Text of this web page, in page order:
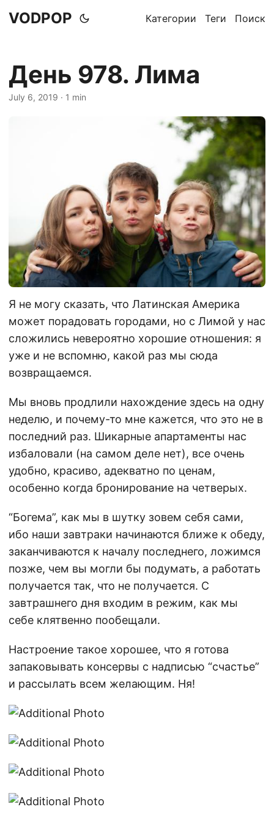
VODPOP Категории Теги Поиск
День 978. Лима
July 6, 2019 · 1 min
Я не могу сказать, что Латинская Америка
может порадовать городами, но с Лимой у нас
сложились невероятно хорошие отношения: я
уже и не вспомню, какой раз мы сюда
возвращаемся.
Мы вновь продлили нахождение здесь на одну
неделю, и почему-то мне кажется, что это не в
последний раз. Шикарные апартаменты нас
избаловали (на самом деле нет), все очень
удобно, красиво, адекватно по ценам,
особенно когда бронирование на четверых.
“Богема”, как мы в шутку зовем себя сами,
ибо наши завтраки начинаются ближе к обеду,
заканчиваются к началу последнего, ложимся
позже, чем вы могли бы подумать, а работать
получается так, что не получается. С
завтрашнего дня входим в режим, как мы
себе клятвенно пообещали.
Настроение такое хорошее, что я готова
запаковывать консервы с надписью “счастье”
и рассылать всем желающим. Ня!